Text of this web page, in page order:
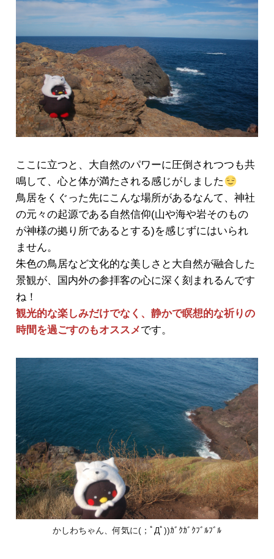
ここに立つと、大自然のパワーに圧倒されつつも共
鳴して、心と体が満たされる感じがしました
鳥居をくぐった先にこんな場所があるなんて、神社
の元々の起源である自然信仰(山や海や岩そのもの
が神様の拠り所であるとする)を感じずにはいられ
ません。
朱色の鳥居など文化的な美しさと大自然が融合した
景観が、国内外の参拝客の心に深く刻まれるんです
ね！
観光的な楽しみだけでなく、静かで瞑想的な祈りの
時間を過ごすのもオススメです。
かしわちゃん、何気に(；ﾟДﾟ))ｶﾞｸｶﾞｸﾌﾞﾙﾌﾞﾙ